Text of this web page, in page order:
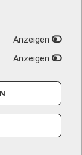
Anzeigen
Anzeigen